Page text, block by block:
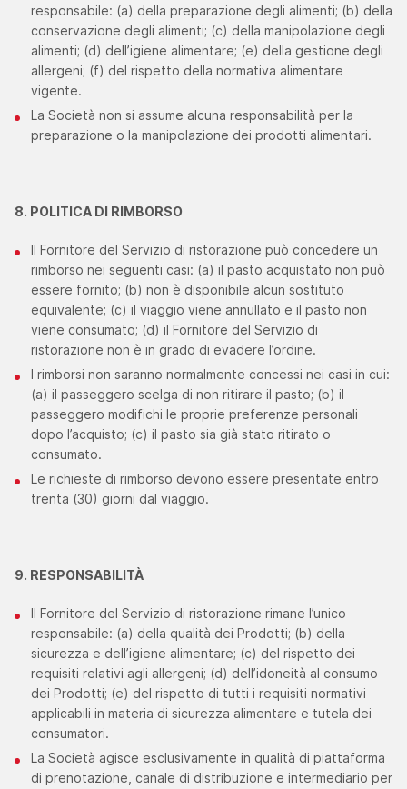
responsabile: (a) della preparazione degli alimenti; (b) della
conservazione degli alimenti; (c) della manipolazione degli
alimenti; (d) dell’igiene alimentare; (e) della gestione degli
allergeni; (f) del rispetto della normativa alimentare
vigente.
La Società non si assume alcuna responsabilità per la
preparazione o la manipolazione dei prodotti alimentari.
8. POLITICA DI RIMBORSO
Il Fornitore del Servizio di ristorazione può concedere un
rimborso nei seguenti casi: (a) il pasto acquistato non può
essere fornito; (b) non è disponibile alcun sostituto
equivalente; (c) il viaggio viene annullato e il pasto non
viene consumato; (d) il Fornitore del Servizio di
ristorazione non è in grado di evadere l’ordine.
I rimborsi non saranno normalmente concessi nei casi in cui:
(a) il passeggero scelga di non ritirare il pasto; (b) il
passeggero modifichi le proprie preferenze personali
dopo l’acquisto; (c) il pasto sia già stato ritirato o
consumato.
Le richieste di rimborso devono essere presentate entro
trenta (30) giorni dal viaggio.
9. RESPONSABILITÀ
Il Fornitore del Servizio di ristorazione rimane l’unico
responsabile: (a) della qualità dei Prodotti; (b) della
sicurezza e dell’igiene alimentare; (c) del rispetto dei
requisiti relativi agli allergeni; (d) dell’idoneità al consumo
dei Prodotti; (e) del rispetto di tutti i requisiti normativi
applicabili in materia di sicurezza alimentare e tutela dei
consumatori.
La Società agisce esclusivamente in qualità di piattaforma
di prenotazione, canale di distribuzione e intermediario per